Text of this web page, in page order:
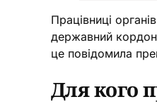
Працівниці
державний
це повідомила
Для кого